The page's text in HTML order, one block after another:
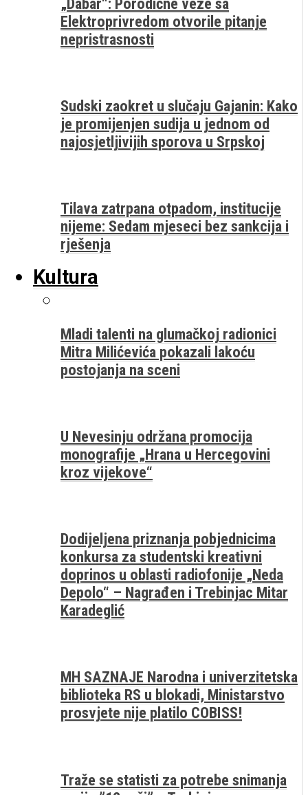
Elektroprivredom otvorile pitanje
nepristrasnosti
Sudski zaokret u slučaju Gajanin: Kako
je promijenjen sudija u jednom od
najosjetljivijih sporova u Srpskoj
Tilava zatrpana otpadom, institucije
nijeme: Sedam mjeseci bez sankcija i
rješenja
Kultura
Mladi talenti na glumačkoj radionici
Mitra Milićevića pokazali lakoću
postojanja na sceni
U Nevesinju održana promocija
monografije „Hrana u Hercegovini
kroz vijekove“
Dodijeljena priznanja pobjednicima
konkursa za studentski kreativni
doprinos u oblasti radiofonije „Neda
Depolo“ – Nagrađen i Trebinjac Mitar
Karadeglić
MH SAZNAJE Narodna i univerzitetska
biblioteka RS u blokadi, Ministarstvo
prosvjete nije platilo COBISS!
Traže se statisti za potrebe snimanja